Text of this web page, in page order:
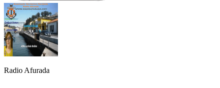
Radio Afurada